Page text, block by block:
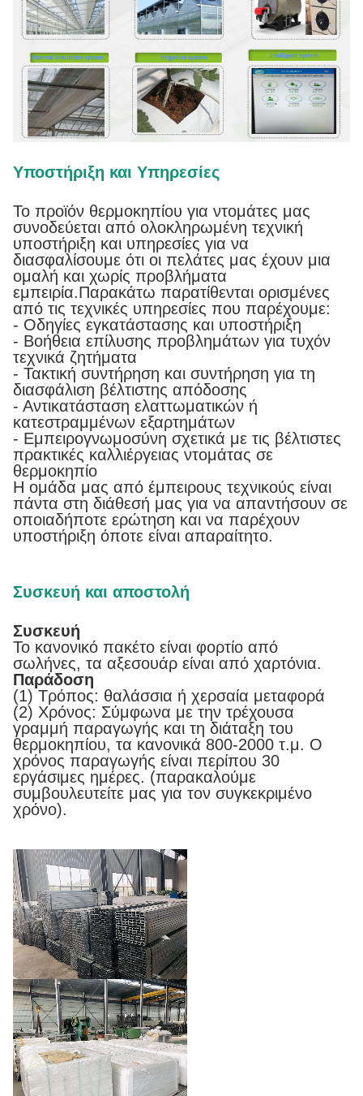
Υποστήριξη και Υπηρεσίες
Το προϊόν θερμοκηπίου για ντομάτες μας
συνοδεύεται από ολοκληρωμένη τεχνική
υποστήριξη και υπηρεσίες για να
διασφαλίσουμε ότι οι πελάτες μας έχουν μια
ομαλή και χωρίς προβλήματα
εμπειρία.Παρακάτω παρατίθενται ορισμένες
από τις τεχνικές υπηρεσίες που παρέχουμε:
- Οδηγίες εγκατάστασης και υποστήριξη
- Βοήθεια επίλυσης προβλημάτων για τυχόν
τεχνικά ζητήματα
- Τακτική συντήρηση και συντήρηση για τη
διασφάλιση βέλτιστης απόδοσης
- Αντικατάσταση ελαττωματικών ή
κατεστραμμένων εξαρτημάτων
- Εμπειρογνωμοσύνη σχετικά με τις βέλτιστες
πρακτικές καλλιέργειας ντομάτας σε
θερμοκηπίο
Η ομάδα μας από έμπειρους τεχνικούς είναι
πάντα στη διάθεσή μας για να απαντήσουν σε
οποιαδήποτε ερώτηση και να παρέχουν
υποστήριξη όποτε είναι απαραίτητο.
Συσκευή και αποστολή
Συσκευή
Το κανονικό πακέτο είναι φορτίο από
σωλήνες, τα αξεσουάρ είναι από χαρτόνια.
Παράδοση
(1) Τρόπος: θαλάσσια ή χερσαία μεταφορά
(2) Χρόνος: Σύμφωνα με την τρέχουσα
γραμμή παραγωγής και τη διάταξη του
θερμοκηπίου, τα κανονικά 800-2000 τ.μ. Ο
χρόνος παραγωγής είναι περίπου 30
εργάσιμες ημέρες. (παρακαλούμε
συμβουλευτείτε μας για τον συγκεκριμένο
χρόνο).